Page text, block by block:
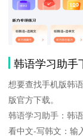
韩语学习助手
想要查找手机版韩
版官方下载。
韩语学习助手：韩
看中文-写韩文：输